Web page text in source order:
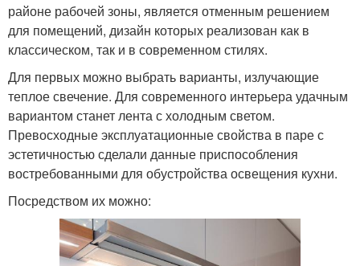
районе рабочей зоны, является отменным решением
для помещений, дизайн которых реализован как в
классическом, так и в современном стилях.
Для первых можно выбрать варианты, излучающие
теплое свечение. Для современного интерьера удачным
вариантом станет лента с холодным светом.
Превосходные эксплуатационные свойства в паре с
эстетичностью сделали данные приспособления
востребованными для обустройства освещения кухни.
Посредством их можно: